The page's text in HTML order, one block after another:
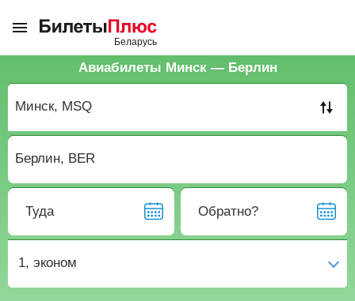
Авиабилеты Минск — Берлин
Туда Обратно?
1, эконом